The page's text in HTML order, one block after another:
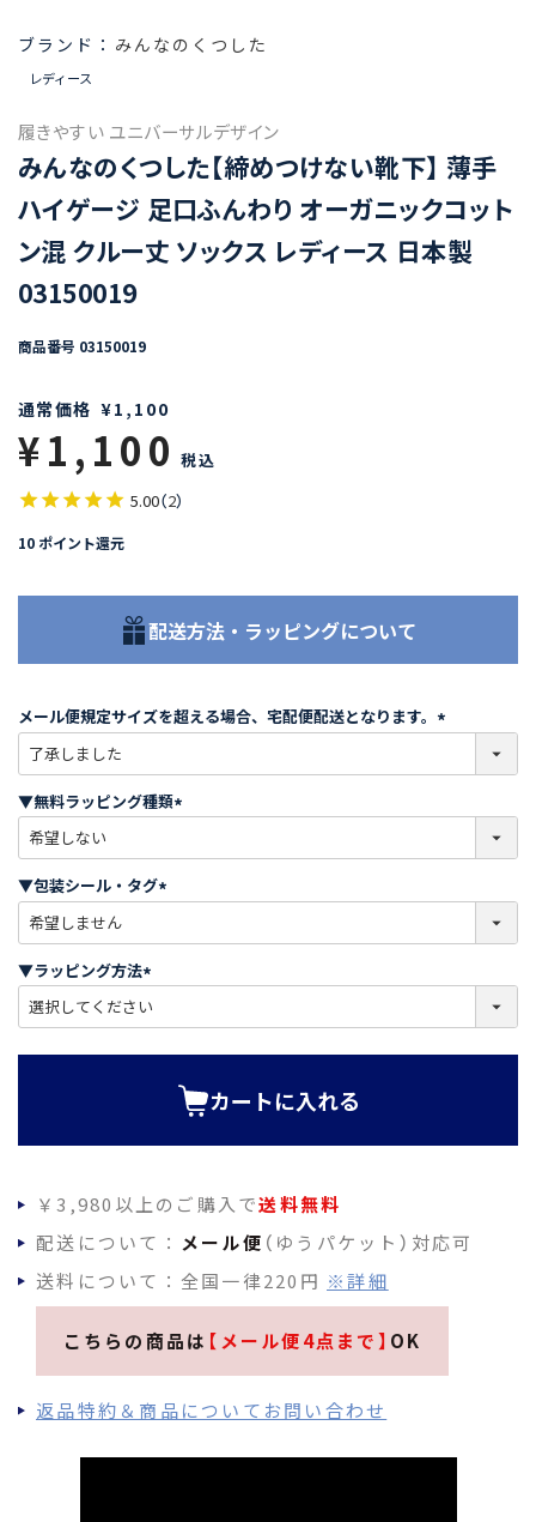
みんなのくつした
レディース
履きやすい ユニバーサルデザイン
みんなのくつした【締めつけない靴下】 薄手
ハイゲージ 足口ふんわり オーガニックコット
ン混 クルー丈 ソックス レディース 日本製
03150019
商品番号 03150019
通常価格 ¥1,100
¥1,100 税込
5.00（2）
10 ポイント還元
配送方法・ラッピングについて
メール便規定サイズを超える場合、宅配便配送となります。
必
)
▼無料ラッピング種類
必
)
▼包装シール・タグ
必
)
▼ラッピング方法
必
カートに入れる
￥3,980以上のご購入で送料無料
配送について： メール便 （ゆうパケット）対応可
送料について：全国一律220円 ※詳細
こちらの商品は 【メール便4点まで】 OK
返品特約＆商品についてお問い合わせ